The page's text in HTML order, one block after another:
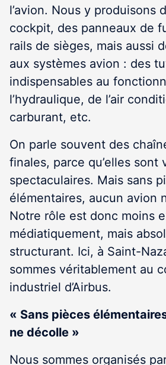
l’avion. Nous y produisons
cockpit, des panneaux de
rails de sièges, mais aussi
aux systèmes avion : des
indispensables au
l’hydraulique, de l’air
carburant, etc.
On parle souvent des
finales, parce qu’elles sont
spectaculaires. Mais sans
élémentaires, aucun avion
Notre rôle est donc moins
médiatiquement, mais
structurant. Ici, à Saint-
sommes véritablement au
industriel d’Airbus.
« Sans pièces
ne décolle »
Nous sommes organisés